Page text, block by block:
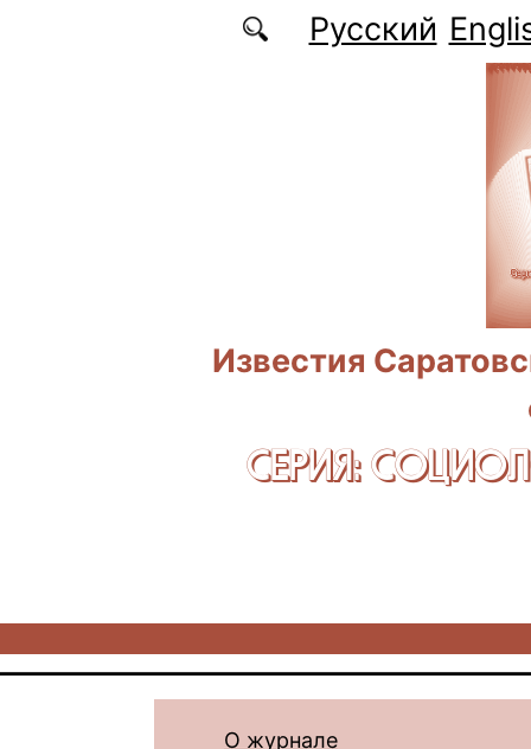
Перейти к основному содержаниюРусский
Известия
СЕРИЯ:
О журнале